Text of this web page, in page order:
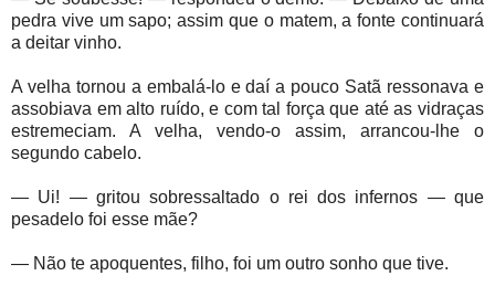
pedra vive um sapo; assim que o matem, a fonte continuará
a deitar vinho.
A velha tornou a embalá-lo e daí a pouco Satã ressonava e
assobiava em alto ruído, e com tal força que até as vidraças
estremeciam. A velha, vendo-o assim, arrancou-lhe o
segundo cabelo.
— Ui! — gritou sobressaltado o rei dos infernos — que
pesadelo foi esse mãe?
— Não te apoquentes, filho, foi um outro sonho que tive.